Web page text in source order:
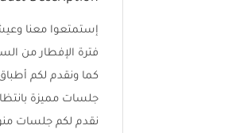
إستمتعوا معنا
فترة الإفطار من الساعة
كما ونقدم لكم
جلسات مميزة
نقدم لكم جلسات